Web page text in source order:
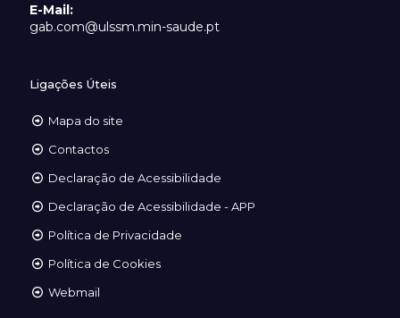
E-Mail:
gab.com@ulssm.min-saude.pt
Ligações Úteis
Mapa do site
Contactos
Declaração de Acessibilidade
Declaração de Acessibilidade - APP
Política de Privacidade
Política de Cookies
Webmail